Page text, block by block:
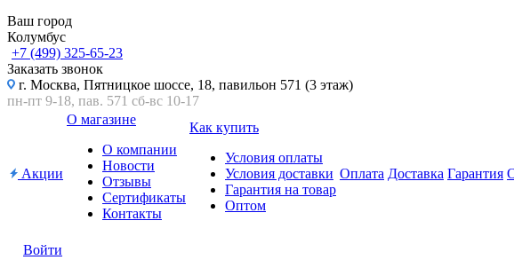
Ваш город
Колумбус
+7 (499) 325-65-23
Заказать звонок
г. Москва, Пятницкое шоссе, 18, павильон 571 (3 этаж)
пн-пт 9-18, пав. 571 сб-вс 10-17
Акции
О магазине
О компании
Новости
Отзывы
Сертификаты
Контакты
Как купить
Условия оплаты
Условия доставки
Гарантия на товар
Оптом
Оплата Доставка Гарантия
Войти